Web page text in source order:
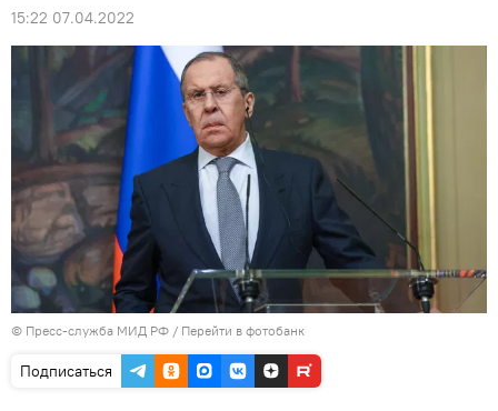
15:22 07.04.2022
© Пресс-служба МИД РФ / Перейти в фотобанк
Подписаться